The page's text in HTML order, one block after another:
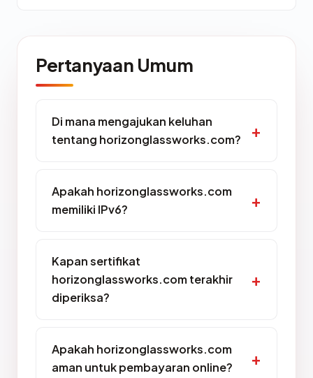
Pertanyaan Umum
Di mana mengajukan keluhan
tentang horizonglassworks.com?
Apakah horizonglassworks.com
memiliki IPv6?
Kapan sertifikat
horizonglassworks.com terakhir
diperiksa?
Apakah horizonglassworks.com
aman untuk pembayaran online?